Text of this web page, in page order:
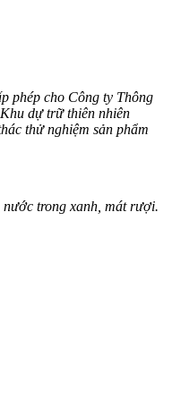
phép cho Công ty Thông
dự trữ thiên nhiên
thử nghiệm sản phẩm
trong xanh, mát rượi.